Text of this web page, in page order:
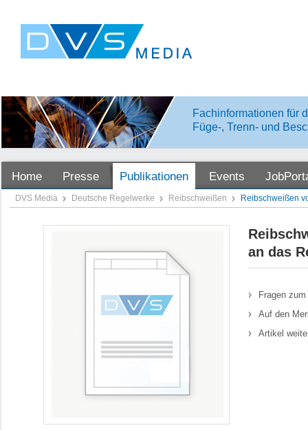
Fachinformationen für
Füge-, Trenn- und
Home Presse Publikationen Events
DVS Media Deutsche Regelwerke Reibschweißen Reibschweißen
an das
Fragen
Auf den
Artikel